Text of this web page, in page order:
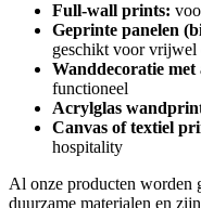
Full-wall prints:
Geprinte panelen
geschikt voor vrijwel
Wanddecoratie met
functioneel
Acrylglas
Canvas of textiel
hospitality
Al onze producten worden
duurzame materialen en